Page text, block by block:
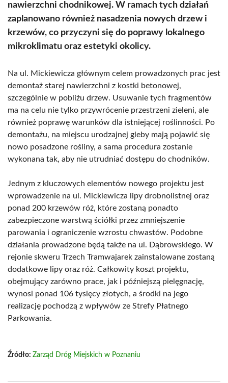
nawierzchni chodnikowej. W ramach tych działań
zaplanowano również nasadzenia nowych drzew i
krzewów, co przyczyni się do poprawy lokalnego
mikroklimatu oraz estetyki okolicy.
Na ul. Mickiewicza głównym celem prowadzonych prac jest
demontaż starej nawierzchni z kostki betonowej,
szczególnie w pobliżu drzew. Usuwanie tych fragmentów
ma na celu nie tylko przywrócenie przestrzeni zieleni, ale
również poprawę warunków dla istniejącej roślinności. Po
demontażu, na miejscu urodzajnej gleby mają pojawić się
nowo posadzone rośliny, a sama procedura zostanie
wykonana tak, aby nie utrudniać dostępu do chodników.
Jednym z kluczowych elementów nowego projektu jest
wprowadzenie na ul. Mickiewicza lipy drobnolistnej oraz
ponad 200 krzewów róż, które zostaną ponadto
zabezpieczone warstwą ściółki przez zmniejszenie
parowania i ograniczenie wzrostu chwastów. Podobne
działania prowadzone będą także na ul. Dąbrowskiego. W
rejonie skweru Trzech Tramwajarek zainstalowane zostaną
dodatkowe lipy oraz róż. Całkowity koszt projektu,
obejmujący zarówno prace, jak i późniejszą pielęgnację,
wynosi ponad 106 tysięcy złotych, a środki na jego
realizację pochodzą z wpływów ze Strefy Płatnego
Parkowania.
Źródło: Zarząd Dróg Miejskich w Poznaniu